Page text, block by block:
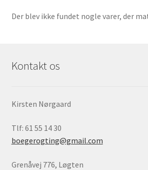
Ting
Om os
Der blev ikke fundet nogle varer, der
Kontakt os
Kirsten Nørgaard
Tlf: 61 55 14 30
boegerogting@gmail.com
Grenåvej 776, Løgten